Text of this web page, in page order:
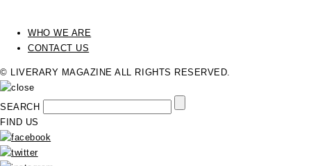
WHO WE ARE
CONTACT US
© LIVERARY MAGAZINE ALL RIGHTS RESERVED.
SEARCH
FIND US